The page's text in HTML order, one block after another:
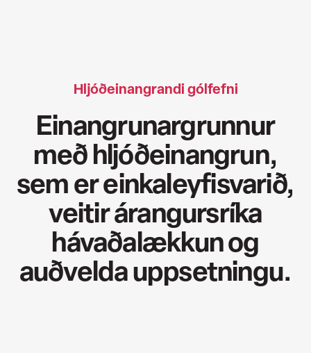
Hljóðeinangrandi gólfefni
Einangrunargrunnur
með hljóðeinangrun,
sem er einkaleyfisvarið,
veitir árangursríka
hávaðalækkun og
auðvelda uppsetningu.